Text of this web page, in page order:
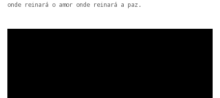
onde reinará o amor onde reinará a paz.